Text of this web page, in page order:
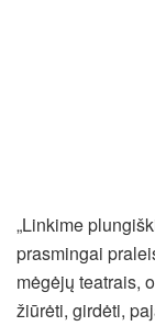
„Linkime
prasmingai
mėgėjų teatrais,
žiūrėti, girdėti,